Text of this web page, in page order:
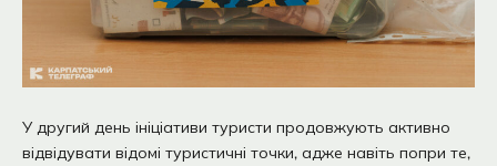
У другий день ініціативи туристи продовжують активно
відвідувати відомі туристичні точки, адже навіть попри те,